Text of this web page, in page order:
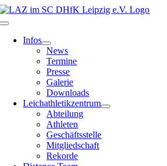
Zum
Inhalt
Toggle
Navigation
Infos
News
Termine
Presse
Galerie
Downloads
Leichathletikzentrum
Abteilung
Athleten
Geschäftsstelle
Mitgliedschaft
Rekorde